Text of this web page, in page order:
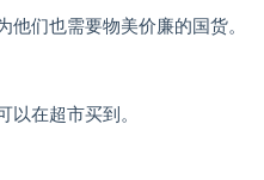
们也需要物美价廉的国货。
以在超市买到。